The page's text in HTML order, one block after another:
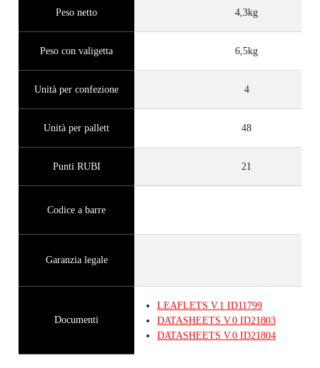
Peso netto 4,3kg
Peso con valigetta 6,5kg
Unità per confezione 4
Unità per pallett 48
Punti RUBI 21
Codice a barre
Garanzia legale
Documenti
LEAFLETS V.1 ID11799
DATASHEETS V.0 ID21803
DATASHEETS V.0 ID21804